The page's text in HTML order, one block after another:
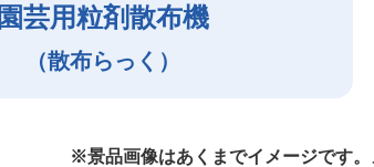
園芸用粒剤散布機
（散布らっく）
※景品画像はあくまでイメージです。